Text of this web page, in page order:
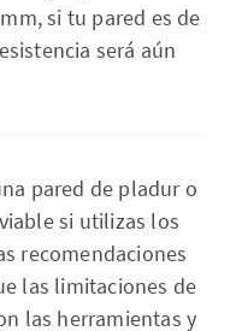
si tu pared es de
será aún
pared de pladur o
si utilizas los
recomendaciones
las limitaciones de
las herramientas y